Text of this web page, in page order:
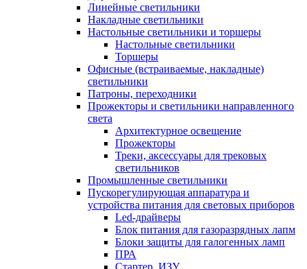
Линейные светильники
Накладные светильники
Настольные светильники и торшеры
Настольные светильники
Торшеры
Офисные (встраиваемые, накладные)
светильники
Патроны, переходники
Прожекторы и светильники направленного
света
Архитектурное освещение
Прожекторы
Треки, аксессуары для трековых
светильников
Промышленные светильники
Пускорегулирующая аппаратура и
устройства питания для световых приборов
Led-драйверы
Блок питания для газоразрядных лапм
Блоки защиты для галогенных ламп
ПРА
Стартер, ИЗУ